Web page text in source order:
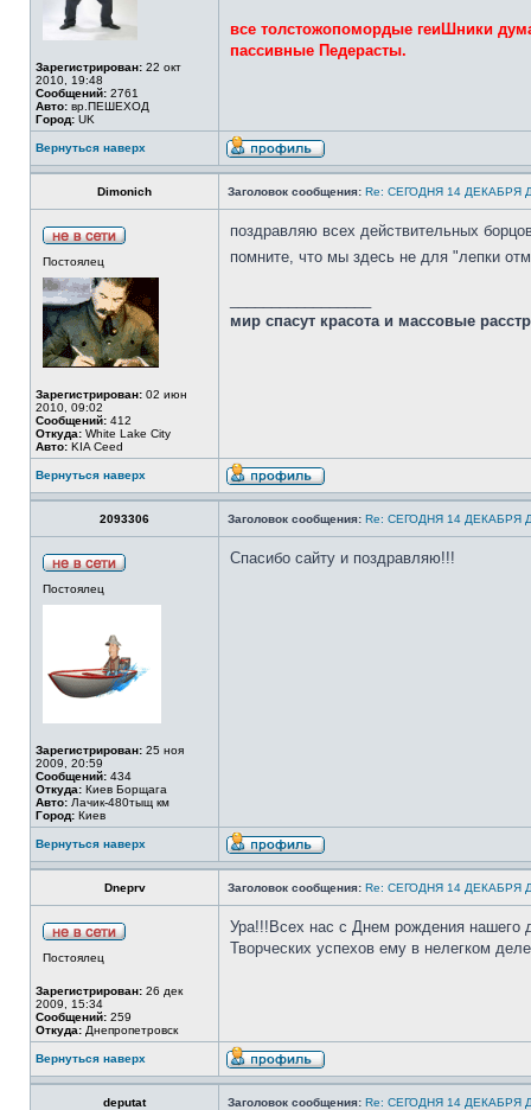
Зарегистрирован: 22 окт
2010, 19:48
Сообщений: 2761
Авто: вр.ПЕШЕХОД
Город: UK
все толстожопомордые геиШники
пассивные Педерасты.
Вернуться наверх
Dimonich Заголовок сообщения: Re: СЕГОДНЯ 14
Постоялец
Зарегистрирован: 02 июн
2010, 09:02
Сообщений: 412
Откуда: White Lake City
Авто: KIA Ceed
поздравляю всех действительных
помните, что мы здесь не для "лепки
мир спасут красота и массовые
Вернуться наверх
2093306 Заголовок сообщения: Re: СЕГОДНЯ 14
Постоялец
Зарегистрирован: 25 ноя
2009, 20:59
Сообщений: 434
Откуда: Киев Борщага
Авто: Лачик-480тыщ км
Город: Киев
Спасибо сайту и поздравляю!!!
Вернуться наверх
Dneprv Заголовок сообщения: Re: СЕГОДНЯ 14
Постоялец
Зарегистрирован: 26 дек
2009, 15:34
Сообщений: 259
Откуда: Днепропетровск
Ура!!!Всех нас с Днем рождения нашего
Творческих успехов ему в нелегком
Вернуться наверх
deputat Заголовок сообщения: Re: СЕГОДНЯ 14